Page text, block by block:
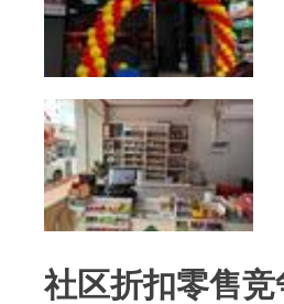
社区折扣零售